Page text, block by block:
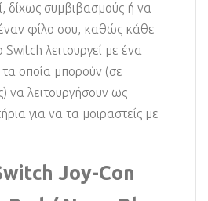
δίχως συμβιβασμούς ή να
έναν φίλο σου, καθώς κάθε
λειτουργεί με ένα
τα οποία μπορούν (σε
να λειτουργήσουν ως
για να τα μοιραστείς με
Joy-Con